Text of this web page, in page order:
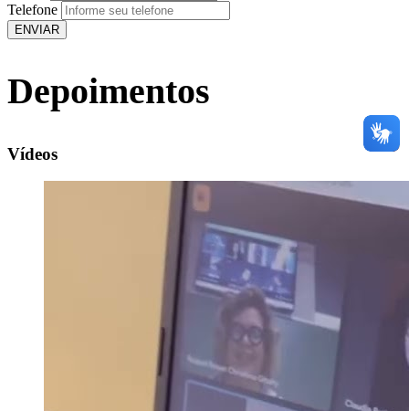
Telefone
ENVIAR
Depoimentos
Vídeos